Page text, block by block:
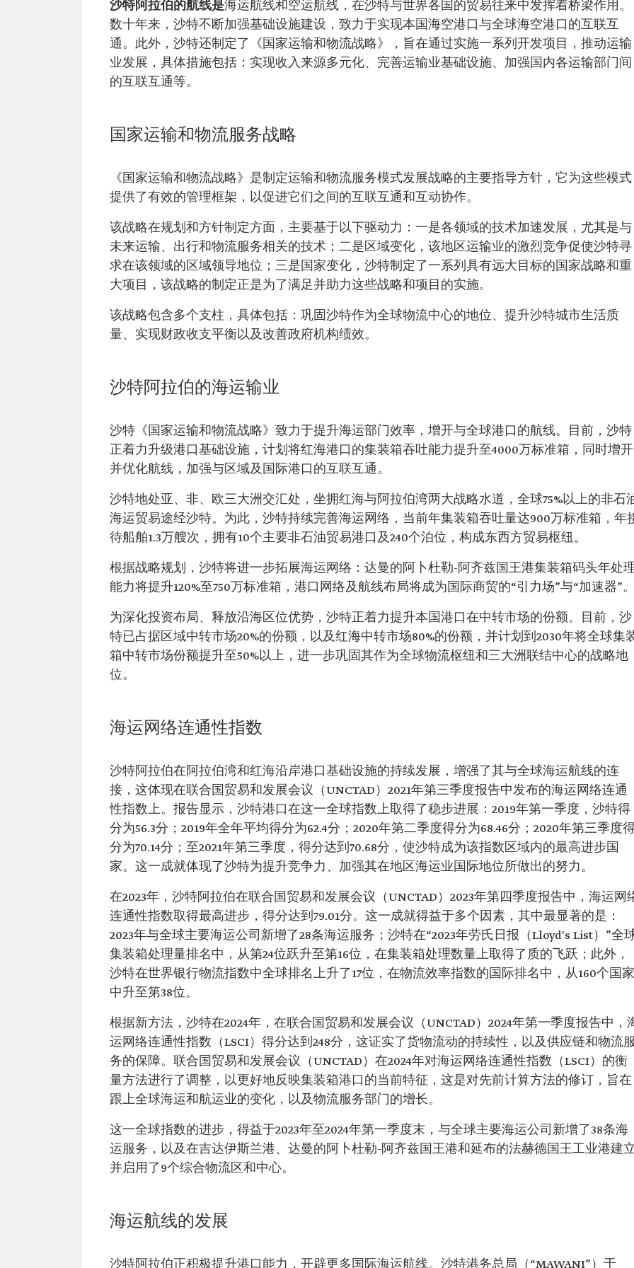
沙特阿拉伯的航线是海运航线和空运航线，在沙特与世界各国的贸易往来中发挥着桥梁作用。
数十年来，沙特不断加强基础设施建设，致力于实现本国海空港口与全球海空港口的互联互
通。此外，沙特还制定了《国家运输和物流战略》，旨在通过实施一系列开发项目，推动运输
业发展，具体措施包括：实现收入来源多元化、完善运输业基础设施、加强国内各运输部门间
的互联互通等。
国家运输和物流服务战略
《国家运输和物流战略》是制定运输和物流服务模式发展战略的主要指导方针，它为这些模式
提供了有效的管理框架，以促进它们之间的互联互通和互动协作。
该战略在规划和方针制定方面，主要基于以下驱动力：一是各领域的技术加速发展，尤其是与
未来运输、出行和物流服务相关的技术；二是区域变化，该地区运输业的激烈竞争促使沙特寻
求在该领域的区域领导地位；三是国家变化，沙特制定了一系列具有远大目标的国家战略和重
大项目，该战略的制定正是为了满足并助力这些战略和项目的实施。
该战略包含多个支柱，具体包括：巩固沙特作为全球物流中心的地位、提升沙特城市生活质
量、实现财政收支平衡以及改善政府机构绩效。
沙特阿拉伯的海运输业
沙特《国家运输和物流战略》致力于提升海运部门效率，增开与全球港口的航线。目前，沙特
正着力升级港口基础设施，计划将红海港口的集装箱吞吐能力提升至4000万标准箱，同时增开
并优化航线，加强与区域及国际港口的互联互通。
沙特地处亚、非、欧三大洲交汇处，坐拥红海与阿拉伯湾两大战略水道，全球75%以上的非石
海运贸易途经沙特。为此，沙特持续完善海运网络，当前年集装箱吞吐量达900万标准箱，年
待船舶1.3万艘次，拥有10个主要非石油贸易港口及240个泊位，构成东西方贸易枢纽。
根据战略规划，沙特将进一步拓展海运网络：达曼的阿卜杜勒-阿齐兹国王港集装箱码头年处
能力将提升120%至750万标准箱，港口网络及航线布局将成为国际商贸的“引力场”与“加速器”。
为深化投资布局、释放沿海区位优势，沙特正着力提升本国港口在中转市场的份额。目前，沙
特已占据区域中转市场20%的份额，以及红海中转市场80%的份额，并计划到2030年将全球集
箱中转市场份额提升至50%以上，进一步巩固其作为全球物流枢纽和三大洲联结中心的战略地
位。
海运网络连通性指数
沙特阿拉伯在阿拉伯湾和红海沿岸港口基础设施的持续发展，增强了其与全球海运航线的连
接，这体现在联合国贸易和发展会议（UNCTAD）2021年第三季度报告中发布的海运网络连通
性指数上。报告显示，沙特港口在这一全球指数上取得了稳步进展：2019年第一季度，沙特得
分为56.3分；2019年全年平均得分为62.4分；2020年第二季度得分为68.46分；2020年第三季度
分为70.14分；至2021年第三季度，得分达到70.68分，使沙特成为该指数区域内的最高进步国
家。这一成就体现了沙特为提升竞争力、加强其在地区海运业国际地位所做出的努力。
在2023年，沙特阿拉伯在联合国贸易和发展会议（UNCTAD）2023年第四季度报告中，海运网
连通性指数取得最高进步，得分达到79.01分。这一成就得益于多个因素，其中最显著的是：
2023年与全球主要海运公司新增了28条海运服务；沙特在“2023年劳氏日报（Lloyd's List）”全
集装箱处理量排名中，从第24位跃升至第16位，在集装箱处理数量上取得了质的飞跃；此外，
沙特在世界银行物流指数中全球排名上升了17位，在物流效率指数的国际排名中，从160个国家
中升至第38位。
根据新方法，沙特在2024年，在联合国贸易和发展会议（UNCTAD）2024年第一季度报告中，
运网络连通性指数（LSCI）得分达到248分，这证实了货物流动的持续性，以及供应链和物流
务的保障。联合国贸易和发展会议（UNCTAD）在2024年对海运网络连通性指数（LSCI）的衡
量方法进行了调整，以更好地反映集装箱港口的当前特征，这是对先前计算方法的修订，旨在
跟上全球海运和航运业的变化，以及物流服务部门的增长。
这一全球指数的进步，得益于2023年至2024年第一季度末，与全球主要海运公司新增了38条海
运服务，以及在吉达伊斯兰港、达曼的阿卜杜勒-阿齐兹国王港和延布的法赫德国王工业港建
并启用了9个综合物流区和中心。
海运航线的发展
沙特阿拉伯正积极提升港口能力，开辟更多国际海运航线。沙特港务总局（“MAWANI”）于